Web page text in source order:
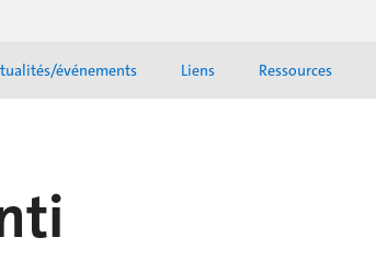
événements Liens Ressources